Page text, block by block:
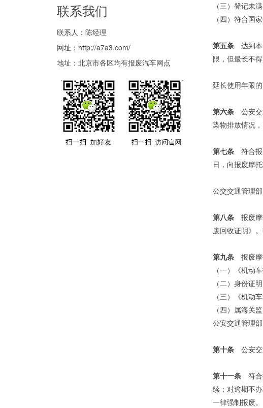
联系我们
联系人：陈经理
网址： http://a7a3.com/
地址：北京市各区均有报废汽车网点
（三）登记未
（四）符合国
第五条 达到本
限，但最长不得
延长使用年限
第六条 公安交
染物排放情况
第七条 符合报
日，向报废摩
公交交通管理
第八条 报废摩
废回收证明》
第九条 报废摩
（一）《机动
（二）身份证明
（三）《机动
（四）属海关
公安交通管理
第十条 公安交
第十一条 符合
续；对逾期不
一律强制报废。